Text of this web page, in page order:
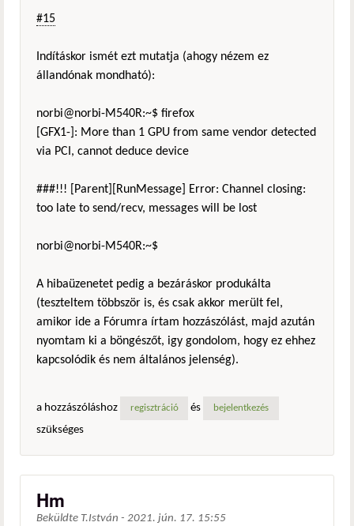
#15
Indításkor ismét ezt mutatja (ahogy nézem ez
állandónak mondható):
norbi@norbi-M540R:~$ firefox
[GFX1-]: More than 1 GPU from same vendor detected
via PCI, cannot deduce device
###!!! [Parent][RunMessage] Error: Channel closing:
too late to send/recv, messages will be lost
norbi@norbi-M540R:~$
A hibaüzenetet pedig a bezáráskor produkálta
(teszteltem többször is, és csak akkor merült fel,
amikor ide a Fórumra írtam hozzászólást, majd azután
nyomtam ki a böngészőt, igy gondolom, hogy ez ehhez
kapcsolódik és nem általános jelenség).
a hozzászóláshoz regisztráció és bejelentkezés
szükséges
Hm
Beküldte T.István - 2021. jún. 17. 15:55